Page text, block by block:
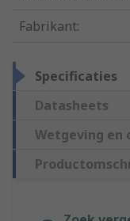
Fabrikant:
Specificaties
Datasheets
Wetgeving en